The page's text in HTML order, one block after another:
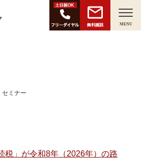
無料面談 MENU
セミナー
税」が令和8年（2026年）の路